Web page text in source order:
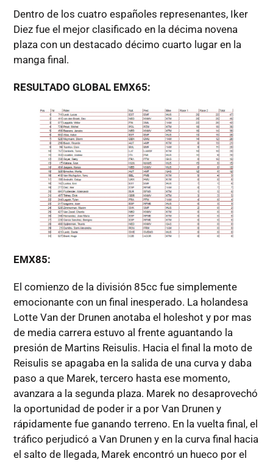
Dentro de los cuatro españoles represenantes, Iker
Diez fue el mejor clasificado en la décima novena
plaza con un destacado décimo cuarto lugar en la
manga final.
RESULTADO GLOBAL EMX65:
EMX85:
El comienzo de la división 85cc fue simplemente
emocionante con un final inesperado. La holandesa
Lotte Van der Drunen anotaba el holeshot y por mas
de media carrera estuvo al frente aguantando la
presión de Martins Reisulis. Hacia el final la moto de
Reisulis se apagaba en la salida de una curva y daba
paso a que Marek, tercero hasta ese momento,
avanzara a la segunda plaza. Marek no desaprovechó
la oportunidad de poder ir a por Van Drunen y
rápidamente fue ganando terreno. En la vuelta final, el
tráfico perjudicó a Van Drunen y en la curva final hacia
el salto de llegada, Marek encontró un hueco por el